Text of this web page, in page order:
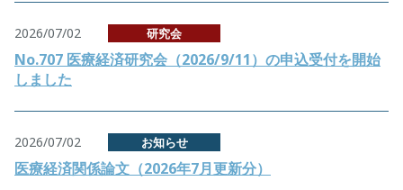
2026/07/02 研究会
No.707 医療経済研究会（2026/9/11）の申込受付を開始
しました
2026/07/02 お知らせ
医療経済関係論文（2026年7月更新分）